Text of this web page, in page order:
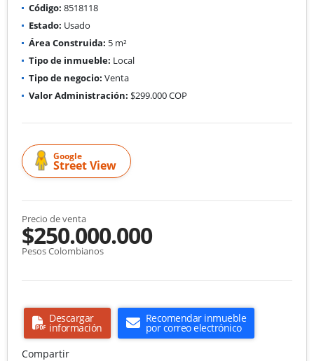
Código: 8518118
Estado: Usado
Área Construida: 5 m²
Tipo de inmueble: Local
Tipo de negocio: Venta
Valor Administración: $299.000 COP
Google
Street View
Precio de venta
$250.000.000
Pesos Colombianos
Descargar
información
Recomendar inmueble
por correo electrónico
Compartir